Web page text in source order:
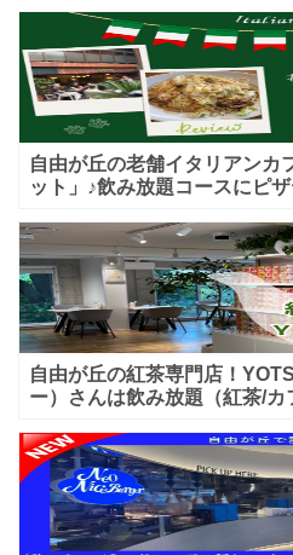
自由が丘の老舗イタリアンカ
ット」♪飲み放題コースにピ
自由が丘の紅茶専門店！
ー）さんは飲み放題（紅茶/カ